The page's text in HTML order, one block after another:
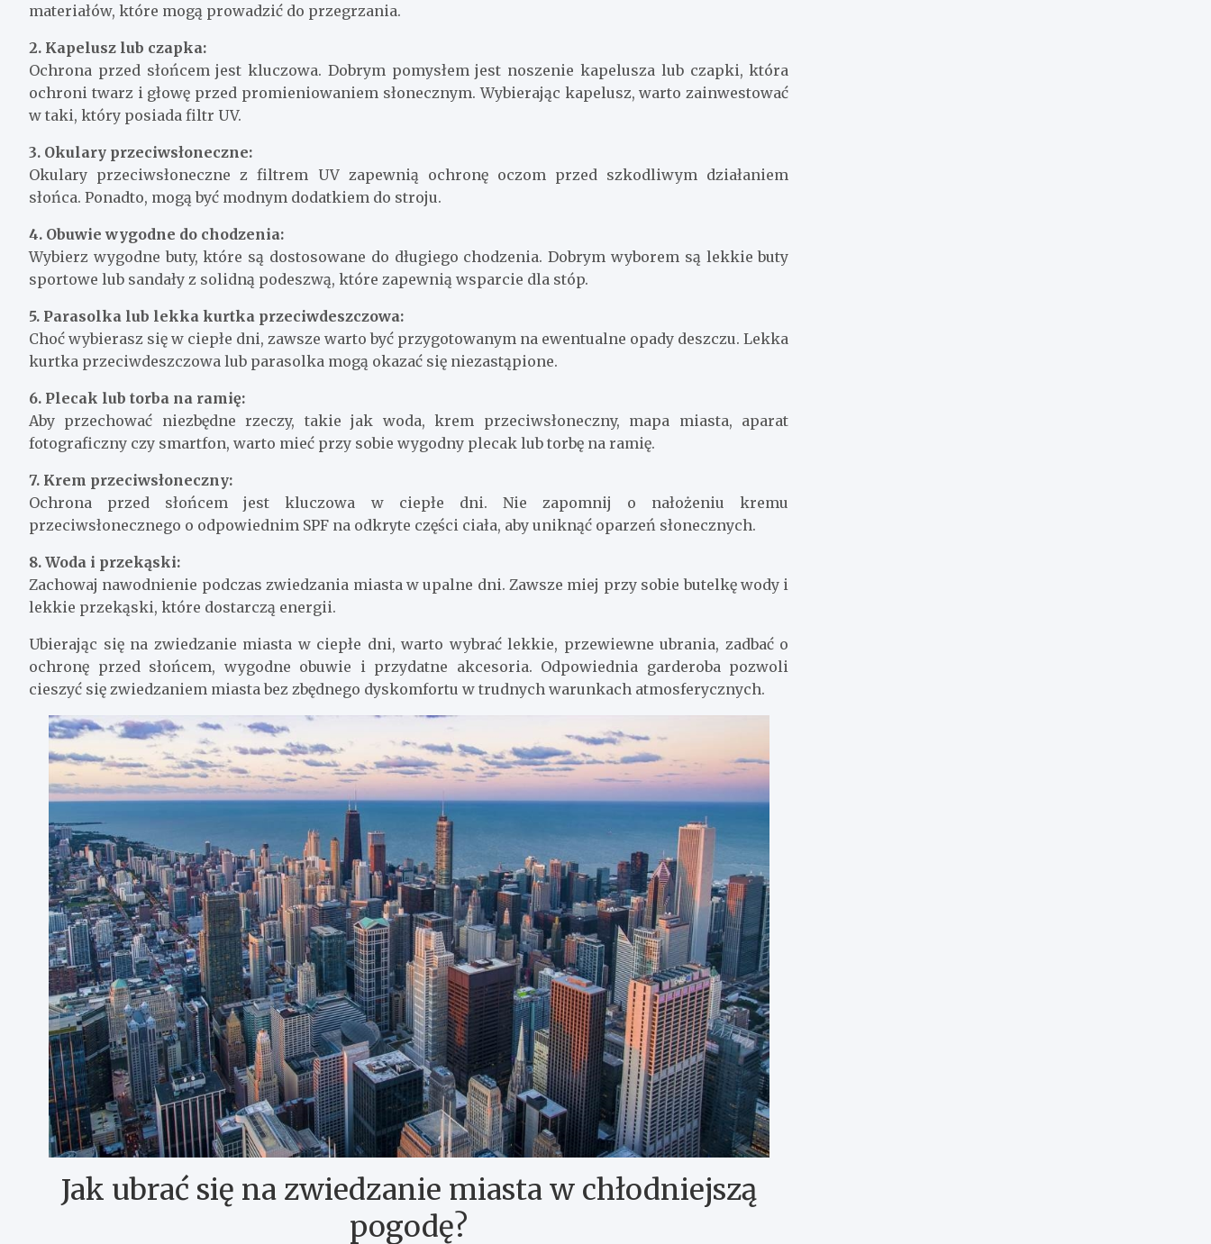
materiałów, które mogą prowadzić do przegrzania.
2. Kapelusz lub czapka:
Ochrona przed słońcem jest kluczowa. Dobrym pomysłem jest noszenie kapelusza lub czapki, która
ochroni twarz i głowę przed promieniowaniem słonecznym. Wybierając kapelusz, warto zainwestować
w taki, który posiada filtr UV.
3. Okulary przeciwsłoneczne:
Okulary przeciwsłoneczne z filtrem UV zapewnią ochronę oczom przed szkodliwym działaniem
słońca. Ponadto, mogą być modnym dodatkiem do stroju.
4. Obuwie wygodne do chodzenia:
Wybierz wygodne buty, które są dostosowane do długiego chodzenia. Dobrym wyborem są lekkie buty
sportowe lub sandały z solidną podeszwą, które zapewnią wsparcie dla stóp.
5. Parasolka lub lekka kurtka przeciwdeszczowa:
Choć wybierasz się w ciepłe dni, zawsze warto być przygotowanym na ewentualne opady deszczu. Lekka
kurtka przeciwdeszczowa lub parasolka mogą okazać się niezastąpione.
6. Plecak lub torba na ramię:
Aby przechować niezbędne rzeczy, takie jak woda, krem przeciwsłoneczny, mapa miasta, aparat
fotograficzny czy smartfon, warto mieć przy sobie wygodny plecak lub torbę na ramię.
7. Krem przeciwsłoneczny:
Ochrona przed słońcem jest kluczowa w ciepłe dni. Nie zapomnij o nałożeniu kremu
przeciwsłonecznego o odpowiednim SPF na odkryte części ciała, aby uniknąć oparzeń słonecznych.
8. Woda i przekąski:
Zachowaj nawodnienie podczas zwiedzania miasta w upalne dni. Zawsze miej przy sobie butelkę wody i
lekkie przekąski, które dostarczą energii.
Ubierając się na zwiedzanie miasta w ciepłe dni, warto wybrać lekkie, przewiewne ubrania, zadbać o
ochronę przed słońcem, wygodne obuwie i przydatne akcesoria. Odpowiednia garderoba pozwoli
cieszyć się zwiedzaniem miasta bez zbędnego dyskomfortu w trudnych warunkach atmosferycznych.
Jak ubrać się na zwiedzanie miasta w chłodniejszą
pogodę?